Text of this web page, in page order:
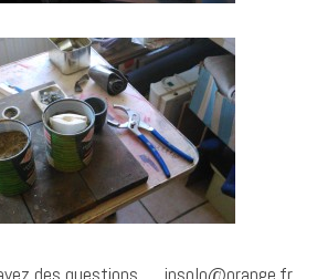
des questions …. insolo@orange.fr